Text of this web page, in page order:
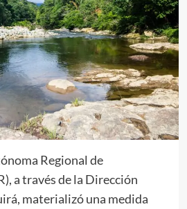
Regional de
a través de la Dirección
materializó una medida